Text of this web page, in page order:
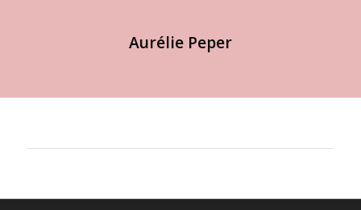
Aurélie Peper